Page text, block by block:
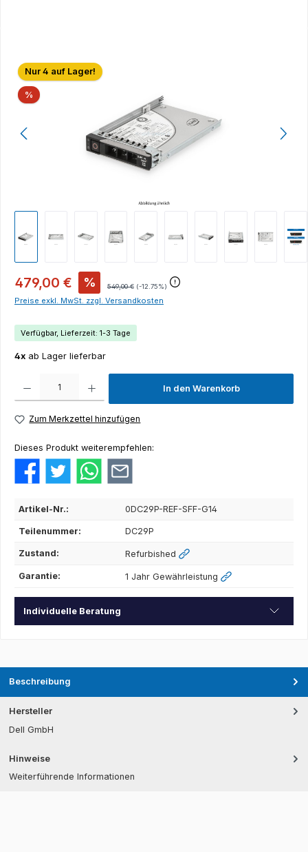
Bildergalerie überspringen
Nur 4 auf Lager!
% Rabatt
479,00 € % 549,00 € (-12.75%)
Preise exkl. MwSt. zzgl. Versandkosten
Verfügbar, Lieferzeit: 1-3 Tage
4x ab Lager lieferbar
In den Warenkorb
Zum Merkzettel hinzufügen
Dieses Produkt weiterempfehlen:
Artikel-Nr.: 0DC29P-REF-SFF-G14
Teilenummer: DC29P
Zustand: Refurbished
Garantie: 1 Jahr Gewährleistung
Individuelle Beratung
Beschreibung
Hersteller
Dell GmbH
Hinweise
Weiterführende Informationen